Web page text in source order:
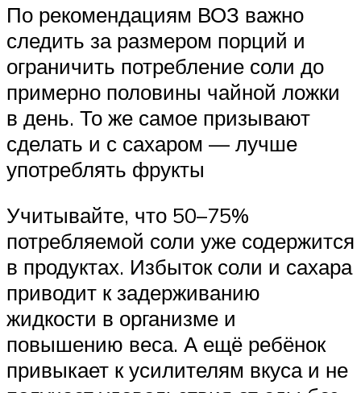
По рекомендациям ВОЗ важно
следить за размером порций и
ограничить потребление соли до
примерно половины чайной ложки
в день. То же самое призывают
сделать и с сахаром — лучше
употреблять фрукты
Учитывайте, что 50–75%
потребляемой соли уже содержится
в продуктах. Избыток соли и сахара
приводит к задерживанию
жидкости в организме и
повышению веса. А ещё ребёнок
привыкает к усилителям вкуса и не